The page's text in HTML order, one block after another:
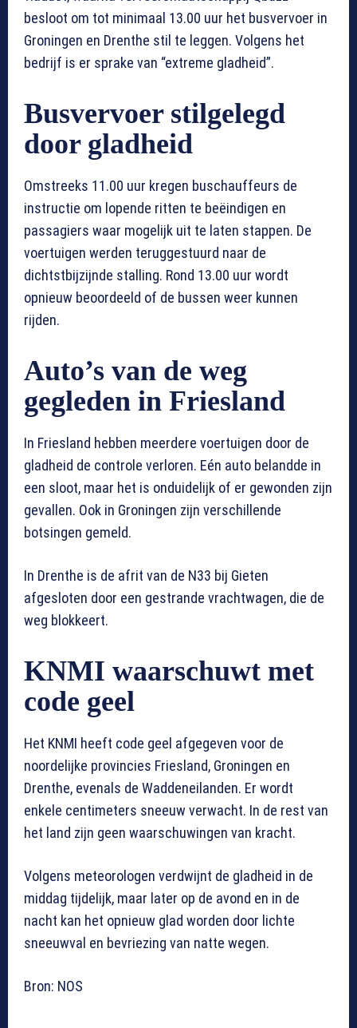
besloot om tot minimaal 13.00 uur het busvervoer in
Groningen en Drenthe stil te leggen. Volgens het
bedrijf is er sprake van “extreme gladheid”.
Busvervoer stilgelegd
door gladheid
Omstreeks 11.00 uur kregen buschauffeurs de
instructie om lopende ritten te beëindigen en
passagiers waar mogelijk uit te laten stappen. De
voertuigen werden teruggestuurd naar de
dichtstbijzijnde stalling. Rond 13.00 uur wordt
opnieuw beoordeeld of de bussen weer kunnen
rijden.
Auto’s van de weg
gegleden in Friesland
In Friesland hebben meerdere voertuigen door de
gladheid de controle verloren. Eén auto belandde in
een sloot, maar het is onduidelijk of er gewonden zijn
gevallen. Ook in Groningen zijn verschillende
botsingen gemeld.
In Drenthe is de afrit van de N33 bij Gieten
afgesloten door een gestrande vrachtwagen, die de
weg blokkeert.
KNMI waarschuwt met
code geel
Het KNMI heeft code geel afgegeven voor de
noordelijke provincies Friesland, Groningen en
Drenthe, evenals de Waddeneilanden. Er wordt
enkele centimeters sneeuw verwacht. In de rest van
het land zijn geen waarschuwingen van kracht.
Volgens meteorologen verdwijnt de gladheid in de
middag tijdelijk, maar later op de avond en in de
nacht kan het opnieuw glad worden door lichte
sneeuwval en bevriezing van natte wegen.
Bron: NOS